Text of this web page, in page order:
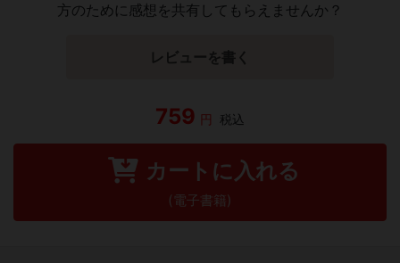
方のために感想を共有してもらえませんか？
レビューを書く
759 円 税込
カートに入れる
(電子書籍)